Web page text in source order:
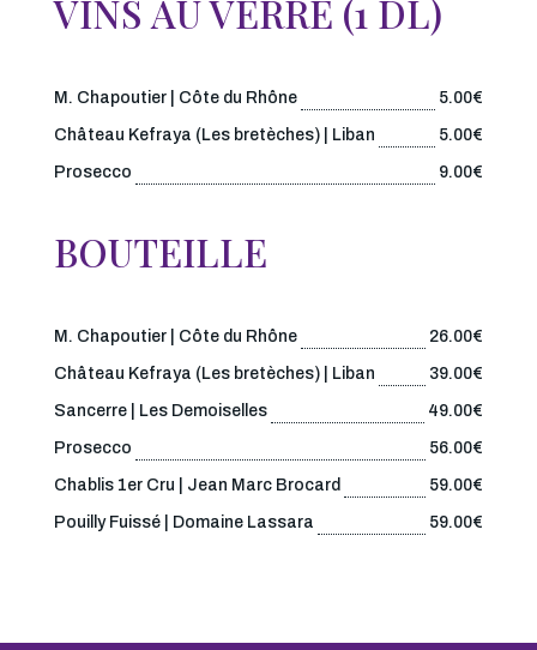
VINS AU VERRE (1 DL)
M. Chapoutier | Côte du Rhône 5.00€
Château Kefraya (Les bretèches) | Liban 5.00€
Prosecco 9.00€
BOUTEILLE
M. Chapoutier | Côte du Rhône 26.00€
Château Kefraya (Les bretèches) | Liban 39.00€
Sancerre | Les Demoiselles 49.00€
Prosecco 56.00€
Chablis 1er Cru | Jean Marc Brocard 59.00€
Pouilly Fuissé | Domaine Lassara 59.00€